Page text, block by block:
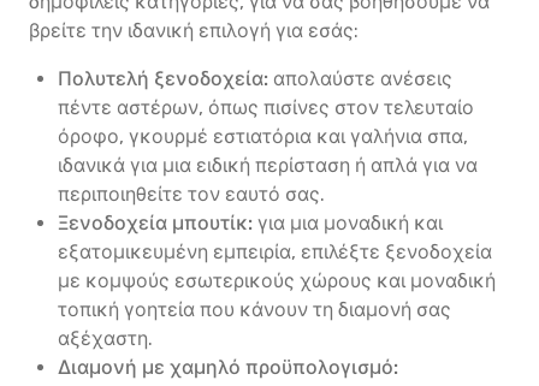
βρείτε την ιδανική επιλογή για εσάς:
Πολυτελή ξενοδοχεία: απολαύστε ανέσεις
πέντε αστέρων, όπως πισίνες στον τελευταίο
όροφο, γκουρμέ εστιατόρια και γαλήνια σπα,
ιδανικά για μια ειδική περίσταση ή απλά για να
περιποιηθείτε τον εαυτό σας.
Ξενοδοχεία μπουτίκ: για μια μοναδική και
εξατομικευμένη εμπειρία, επιλέξτε ξενοδοχεία
με κομψούς εσωτερικούς χώρους και μοναδική
τοπική γοητεία που κάνουν τη διαμονή σας
αξέχαστη.
Διαμονή με χαμηλό προϋπολογισμό: